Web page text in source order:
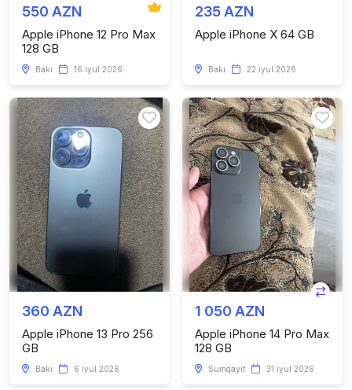
550 AZN
Apple iPhone 12 Pro Max
128 GB
Bakı 16 iyul 2026
235 AZN
Apple iPhone X 64 GB
Bakı 22 iyul 2026
360 AZN
Apple iPhone 13 Pro 256
GB
Bakı 6 iyul 2026
1 050 AZN
Apple iPhone 14 Pro Max
128 GB
Sumqayıt 31 iyul 2026